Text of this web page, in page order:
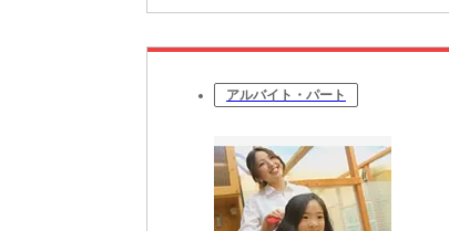
アルバイト・パート